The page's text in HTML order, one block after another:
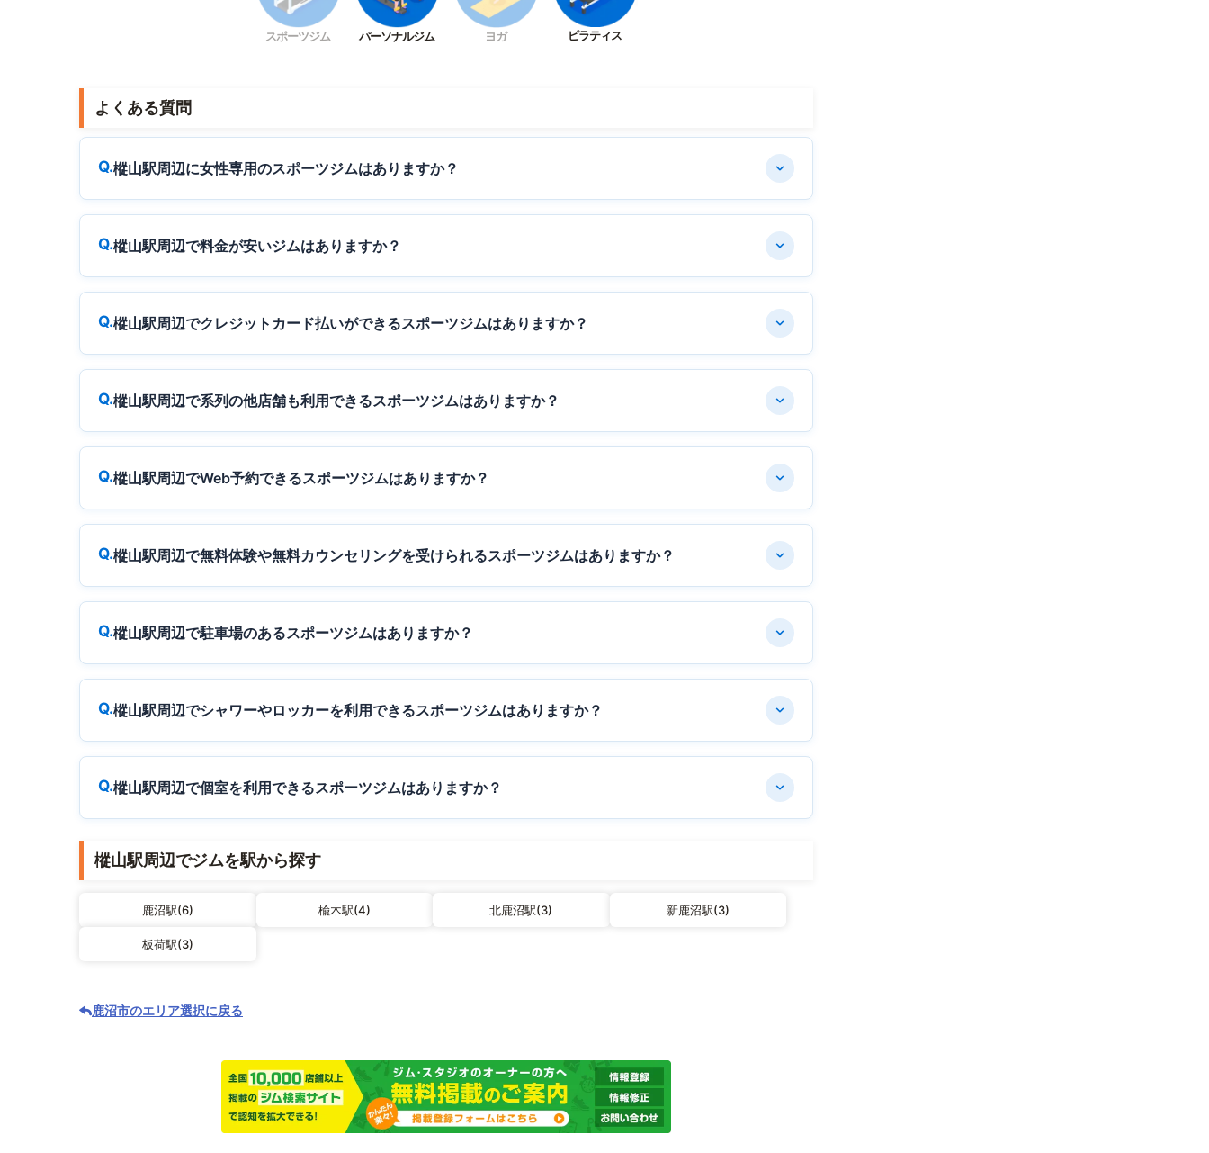
スポーツジム パーソナルジム ヨガ ピラティス
よくある質問
樅山駅周辺に女性専用のスポーツジムはありますか？
樅山駅周辺で料金が安いジムはありますか？
樅山駅周辺でクレジットカード払いができるスポーツジムはありますか？
樅山駅周辺で系列の他店舗も利用できるスポーツジムはありますか？
樅山駅周辺でWeb予約できるスポーツジムはありますか？
樅山駅周辺で無料体験や無料カウンセリングを受けられるスポーツジムはありますか？
樅山駅周辺で駐車場のあるスポーツジムはありますか？
樅山駅周辺でシャワーやロッカーを利用できるスポーツジムはありますか？
樅山駅周辺で個室を利用できるスポーツジムはありますか？
樅山駅周辺でジムを駅から探す
鹿沼駅(6) 楡木駅(4) 北鹿沼駅(3) 新鹿沼駅(3)
板荷駅(3)
鹿沼市のエリア選択に戻る